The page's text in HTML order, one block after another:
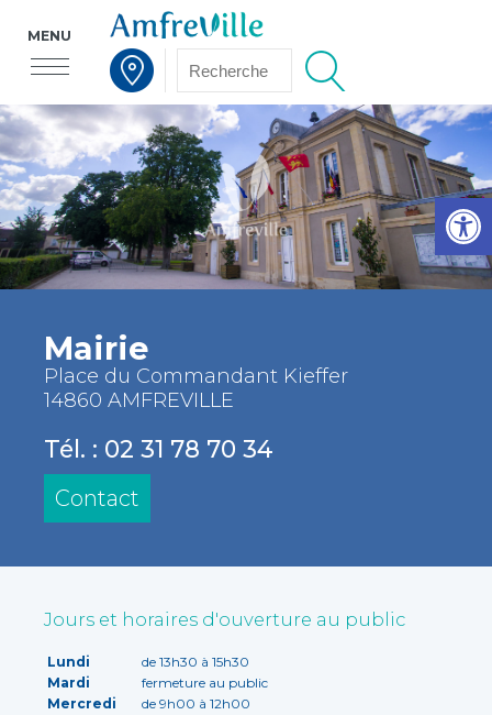
Voir la carte interactive
MENU
Mairie
Place du Commandant Kieffer
14860 AMFREVILLE
Tél. : 02 31 78 70 34
Contact
Jours et horaires d'ouverture au public
Lundi
de 13h30 à 15h30
Mardi
fermeture au public
Mercredi
de 9h00 à 12h00